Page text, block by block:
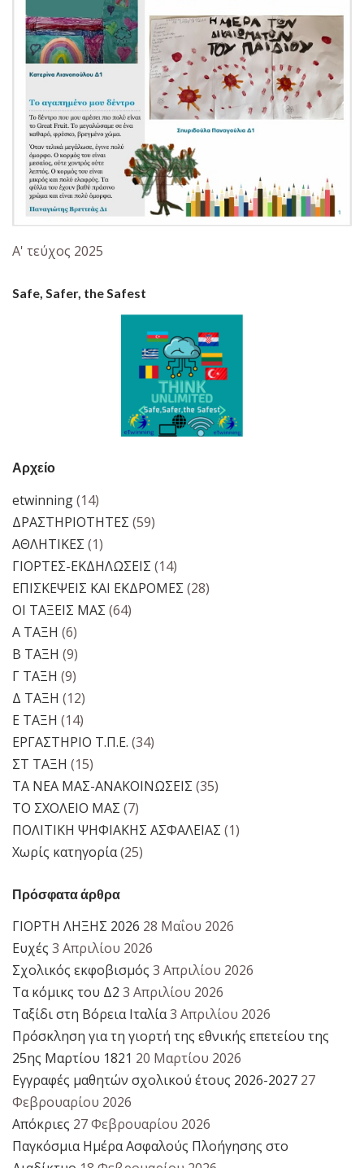
Α' τεύχος 2025
Safe, Safer, the Safest
Αρχείο
etwinning(14)
ΔΡΑΣΤΗΡΙΟΤΗΤΕΣ (59)
ΑΘΛΗΤΙΚΕΣ (1)
ΓΙΟΡΤΕΣ-ΕΚΔΗΛΩΣΕΙΣ (14)
ΕΠΙΣΚΕΨΕΙΣ ΚΑΙ ΕΚΔΡΟΜΕΣ (28)
ΟΙ ΤΑΞΕΙΣ ΜΑΣ (64)
Α ΤΑΞΗ (6)
Β ΤΑΞΗ (9)
Γ ΤΑΞΗ (9)
Δ ΤΑΞΗ (12)
Ε ΤΑΞΗ (14)
ΕΡΓΑΣΤΗΡΙΟ Τ.Π.Ε. (34)
ΣΤ ΤΑΞΗ (15)
ΤΑ ΝΕΑ ΜΑΣ-ΑΝΑΚΟΙΝΩΣΕΙΣ (35)
ΤΟ ΣΧΟΛΕΙΟ ΜΑΣ (7)
ΠΟΛΙΤΙΚΗ ΨΗΦΙΑΚΗΣ ΑΣΦΑΛΕΙΑΣ (1)
Χωρίς κατηγορία(25)
Πρόσφατα άρθρα
ΓΙΟΡΤΗ ΛΗΞΗΣ 2026 28 Μαΐου 2026
Ευχές 3 Απριλίου 2026
Σχολικός εκφοβισμός 3 Απριλίου 2026
Τα κόμικς του Δ2 3 Απριλίου 2026
Ταξίδι στη Βόρεια Ιταλία3 Απριλίου 2026
Πρόσκληση για τη γιορτή της εθνικής επετείου της
25ης Μαρτίου 1821 20 Μαρτίου 2026
Εγγραφές μαθητών σχολικού έτους 2026-2027 27
Φεβρουαρίου 2026
Απόκριες 27 Φεβρουαρίου 2026
Παγκόσμια Ημέρα Ασφαλούς Πλοήγησης στο